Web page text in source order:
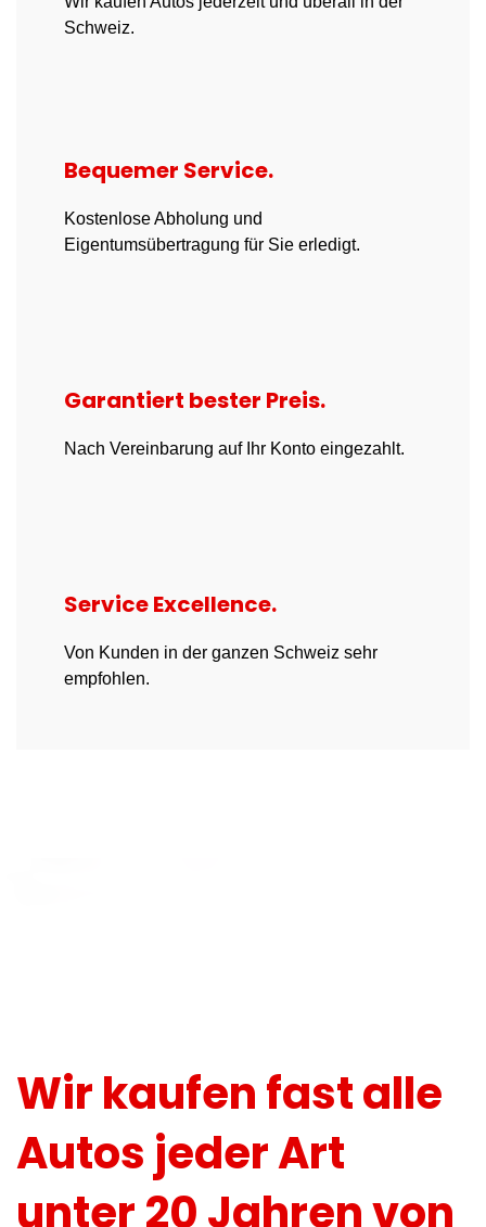
Schweiz.
Bequemer Service.
Kostenlose Abholung und
Eigentumsübertragung für Sie erledigt.
Garantiert bester Preis.
Nach Vereinbarung auf Ihr Konto eingezahlt.
Service Excellence.
Von Kunden in der ganzen Schweiz sehr
empfohlen.
Wir kaufen fast alle
Autos jeder Art
unter 20 Jahren von